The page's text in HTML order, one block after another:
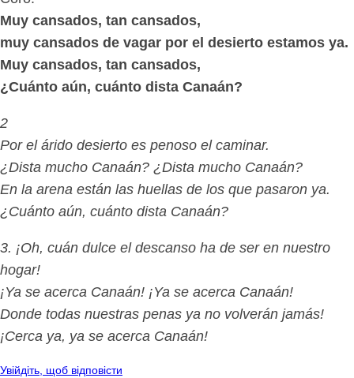
Muy cansados, tan cansados,
muy cansados de vagar por el desierto estamos ya.
Muy cansados, tan cansados,
¿Cuánto aún, cuánto dista Canaán?
2
Por el árido desierto es penoso el caminar.
¿Dista mucho Canaán? ¿Dista mucho Canaán?
En la arena están las huellas de los que pasaron ya.
¿Cuánto aún, cuánto dista Canaán?
3. ¡Oh, cuán dulce el descanso ha de ser en nuestro
hogar!
¡Ya se acerca Canaán! ¡Ya se acerca Canaán!
Donde todas nuestras penas ya no volverán jamás!
¡Cerca ya, ya se acerca Canaán!
Увійдіть, щоб відповісти